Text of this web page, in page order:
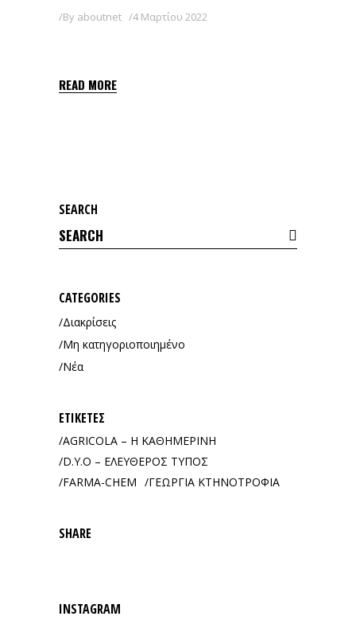
By aboutnet 4 Μαρτίου 2022
READ MORE
SEARCH
Search
for:
CATEGORIES
Διακρίσεις
Μη κατηγοριοποιημένο
Νέα
ΕΤΙΚΈΤΕΣ
AGRICOLA – Η ΚΑΘΗΜΕΡΙΝΗ
D.Y.O – ΕΛΕΥΘΕΡΟΣ ΤΥΠΟΣ
FARMA-CHEM
ΓΕΩΡΓΙΑ ΚΤΗΝΟΤΡΟΦΙΑ
SHARE
INSTAGRAM